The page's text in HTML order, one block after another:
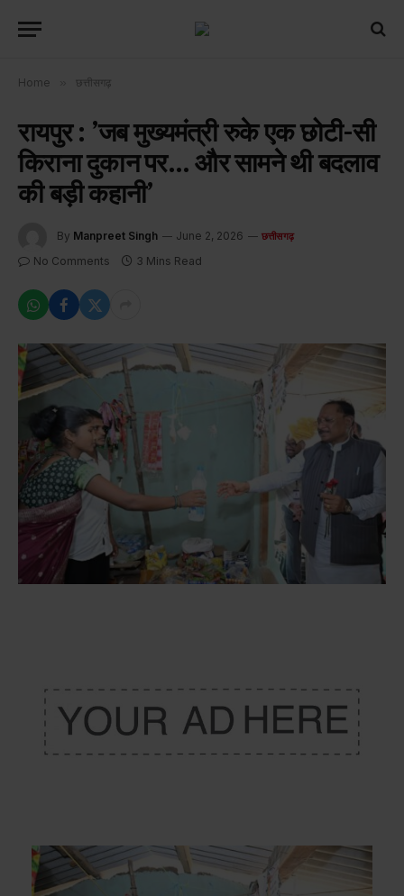
Home छत्तीसगढ़
रायपुर : ’जब मुख्यमंत्री रुके एक छोटी-सी
किराना दुकान पर… और सामने थी बदलाव
की बड़ी कहानी’
By Manpreet Singh June 2, 2026 छत्तीसगढ़
No Comments 3 Mins Read